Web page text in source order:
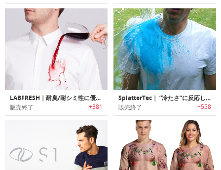
LABFRESH｜耐臭/耐シミ性に優れシワが付きにくいスマートコットンシャツ「ラブフレッシュ」
販売終了 +381
SplatterTec｜ “冷たさ”に反応して色が変わるTシャツ「スプラッターテック」
販売終了 +558